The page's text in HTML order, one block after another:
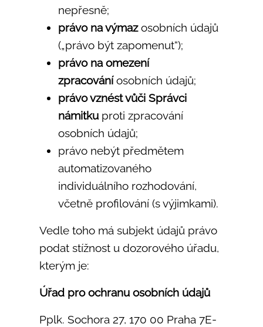
nepřesně;
právo na výmazosobních údajů
(„právo být zapomenut“);
právo na omezení
zpracováníosobních údajů;
právo vznést vůči Správci
námitku proti zpracování
osobních údajů;
právo nebýt předmětem
automatizovaného
individuálního rozhodování,
včetně profilování (s výjimkami).
Vedle toho má subjekt údajů právo
podat stížnost u dozorového úřadu,
kterým je:
Úřad pro ochranu osobních údajů
Pplk. Sochora 27, 170 00 Praha 7E-